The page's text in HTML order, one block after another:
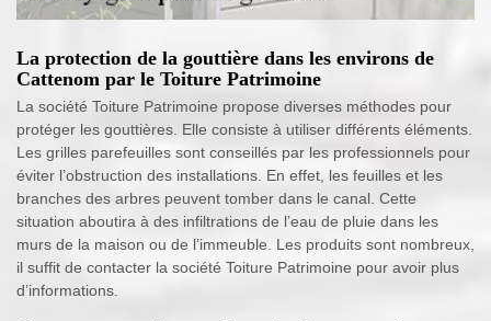
La protection de la gouttière dans les environs de
Cattenom par le Toiture Patrimoine
La société Toiture Patrimoine propose diverses méthodes pour
protéger les gouttières. Elle consiste à utiliser différents éléments.
Les grilles parefeuilles sont conseillés par les professionnels pour
éviter l’obstruction des installations. En effet, les feuilles et les
branches des arbres peuvent tomber dans le canal. Cette
situation aboutira à des infiltrations de l’eau de pluie dans les
murs de la maison ou de l’immeuble. Les produits sont nombreux,
il suffit de contacter la société Toiture Patrimoine pour avoir plus
d’informations.